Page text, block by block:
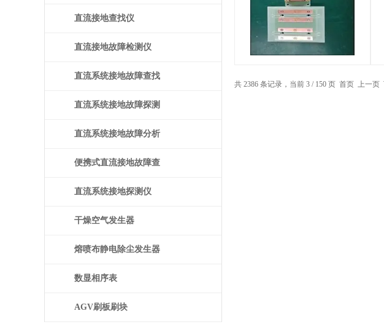
直流接地查找仪
直流接地故障检测仪
直流系统接地故障查找
仪
直流系统接地故障探测
仪
直流系统接地故障分析
仪
便携式直流接地故障查
找仪
直流系统接地探测仪
干燥空气发生器
熔喷布静电除尘发生器
数显相序表
AGV刷板刷块
共 2386 条记录，当前 3 / 150 页 首页 上一页